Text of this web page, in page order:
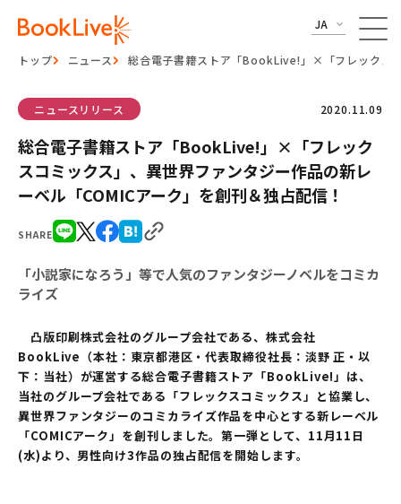
JA
トップ ニュース 総合電子書籍ストア「BookLive!」×「フレックス
SHARE
ニュースリリース 2020.11.09
総合電子書籍ストア「BookLive!」×「フレック
スコミックス」、異世界ファンタジー作品の新レ
ーベル「COMICアーク」を創刊＆独占配信！
「小説家になろう」等で人気のファンタジーノベルをコミカ
ライズ
凸版印刷株式会社のグループ会社である、株式会社
BookLive（本社：東京都港区・代表取締役社長：淡野 正・以
下：当社）が運営する総合電子書籍ストア「BookLive!」は、
当社のグループ会社である「フレックスコミックス」と協業し、
異世界ファンタジーのコミカライズ作品を中心とする新レーベル
「COMICアーク」を創刊しました。第一弾として、11月11日
(水)より、男性向け3作品の独占配信を開始します。